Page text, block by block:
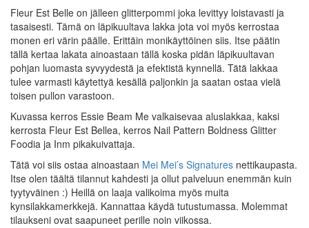
Fleur Est Belle on jälleen glitterpommi joka levittyy loistavasti ja
tasaisesti. Tämä on läpikuultava lakka jota voi myös kerrostaa
monen eri värin päälle. Erittäin monikäyttöinen siis. Itse päätin
tällä kertaa lakata ainoastaan tällä koska pidän läpikuultavan
pohjan luomasta syvyydestä ja efektistä kynnellä. Tätä lakkaa
tulee varmasti käytettyä kesällä paljonkin ja saatan ostaa vielä
toisen pullon varastoon.
Kuvassa kerros Essie Beam Me valkaisevaa aluslakkaa, kaksi
kerrosta Fleur Est Bellea, kerros Nail Pattern Boldness Glitter
Foodia ja Inm pikakuivattaja.
Tätä voi siis ostaa ainoastaan Mei Mei’s Signatures nettikaupasta.
Itse olen täältä tilannut kahdesti ja ollut palveluun enemmän kuin
tyytyväinen :) Heillä on laaja valikoima myös muita
kynsilakkamerkkejä. Kannattaa käydä tutustumassa. Molemmat
tilaukseni ovat saapuneet perille noin viikossa.